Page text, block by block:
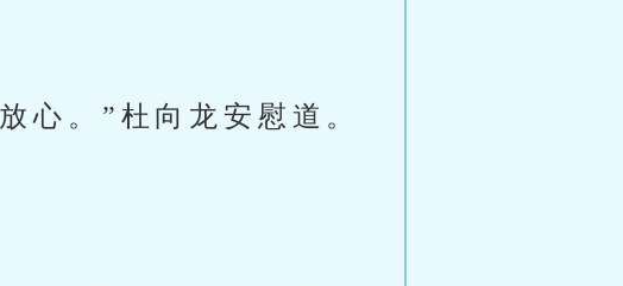
心。”杜向龙安慰道。